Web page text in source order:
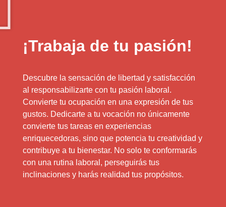
¡Trabaja de tu pasión!
Descubre la sensación de libertad y satisfacción
al responsabilizarte con tu pasión laboral.
Convierte tu ocupación en una expresión de tus
gustos. Dedicarte a tu vocación no únicamente
convierte tus tareas en experiencias
enriquecedoras, sino que potencia tu creatividad y
contribuye a tu bienestar. No solo te conformarás
con una rutina laboral, perseguirás tus
inclinaciones y harás realidad tus propósitos.